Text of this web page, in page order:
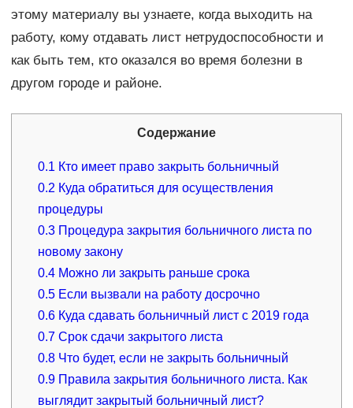
этому материалу вы узнаете, когда выходить на
работу, кому отдавать лист нетрудоспособности и
как быть тем, кто оказался во время болезни в
другом городе и районе.
Содержание
0.1 Кто имеет право закрыть больничный
0.2 Куда обратиться для осуществления
процедуры
0.3 Процедура закрытия больничного листа по
новому закону
0.4 Можно ли закрыть раньше срока
0.5 Если вызвали на работу досрочно
0.6 Куда сдавать больничный лист с 2019 года
0.7 Срок сдачи закрытого листа
0.8 Что будет, если не закрыть больничный
0.9 Правила закрытия больничного листа. Как
выглядит закрытый больничный лист?